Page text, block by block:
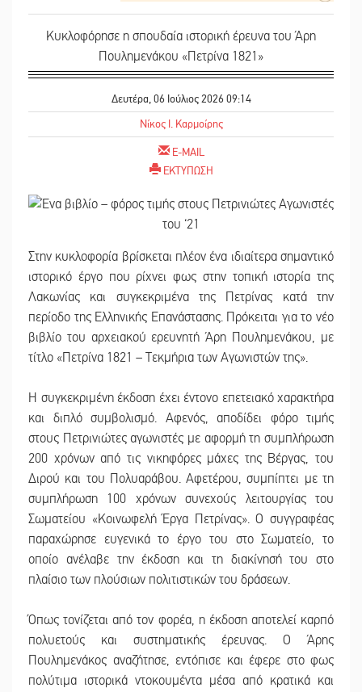
Κυκλοφόρησε η σπουδαία ιστορική έρευνα του Άρη
Πουλημενάκου «Πετρίνα 1821»
Δευτέρα, 06 Ιούλιος 2026 09:14
Νίκος Ι. Καρμοίρης
E-MAIL
ΕΚΤΥΠΩΣΗ
Στην κυκλοφορία βρίσκεται πλέον ένα ιδιαίτερα σημαντικό
ιστορικό έργο που ρίχνει φως στην τοπική ιστορία της
Λακωνίας και συγκεκριμένα της Πετρίνας κατά την
περίοδο της Ελληνικής Επανάστασης. Πρόκειται για το νέο
βιβλίο του αρχειακού ερευνητή Άρη Πουλημενάκου, με
τίτλο «Πετρίνα 1821 – Τεκμήρια των Αγωνιστών της».
Η συγκεκριμένη έκδοση έχει έντονο επετειακό χαρακτήρα
και διπλό συμβολισμό. Αφενός, αποδίδει φόρο τιμής
στους Πετρινιώτες αγωνιστές με αφορμή τη συμπλήρωση
200 χρόνων από τις νικηφόρες μάχες της Βέργας, του
Διρού και του Πολυαράβου. Αφετέρου, συμπίπτει με τη
συμπλήρωση 100 χρόνων συνεχούς λειτουργίας του
Σωματείου «Κοινωφελή Έργα Πετρίνας». Ο συγγραφέας
παραχώρησε ευγενικά το έργο του στο Σωματείο, το
οποίο ανέλαβε την έκδοση και τη διακίνησή του στο
πλαίσιο των πλούσιων πολιτιστικών του δράσεων.
Όπως τονίζεται από τον φορέα, η έκδοση αποτελεί καρπό
πολυετούς και συστηματικής έρευνας. Ο Άρης
Πουλημενάκος αναζήτησε, εντόπισε και έφερε στο φως
πολύτιμα ιστορικά ντοκουμέντα μέσα από κρατικά και